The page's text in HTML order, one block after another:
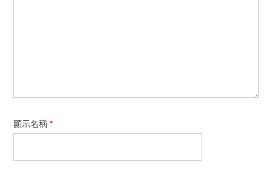
顯示名稱 *